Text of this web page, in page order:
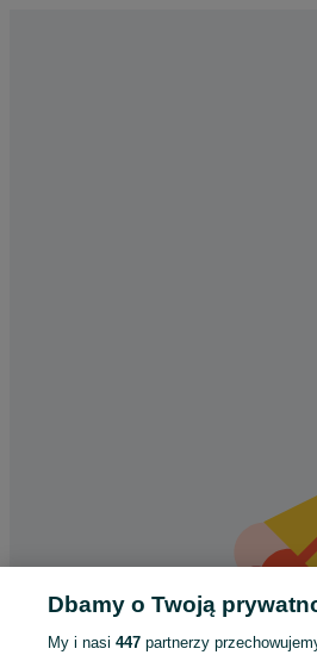
Dbamy o Twoją
My i nasi 447partnerzy